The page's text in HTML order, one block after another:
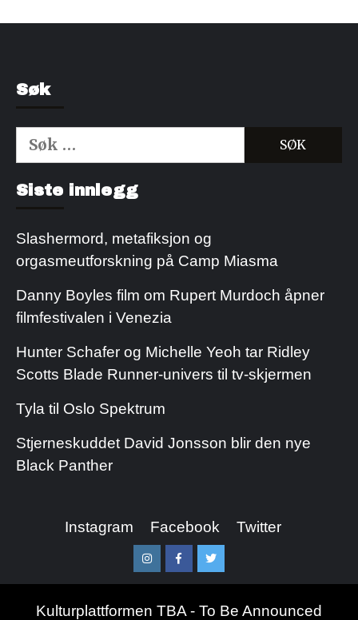
Søk
Søk
etter:
Siste innlegg
Slashermord, metafiksjon og
orgasmeutforskning på Camp Miasma
Danny Boyles film om Rupert Murdoch åpner
filmfestivalen i Venezia
Hunter Schafer og Michelle Yeoh tar Ridley
Scotts Blade Runner-univers til tv-skjermen
Tyla til Oslo Spektrum
Stjerneskuddet David Jonsson blir den nye
Black Panther
Instagram Facebook Twitter
InstagramFacebookTwitter
Kulturplattformen TBA - To Be Announced